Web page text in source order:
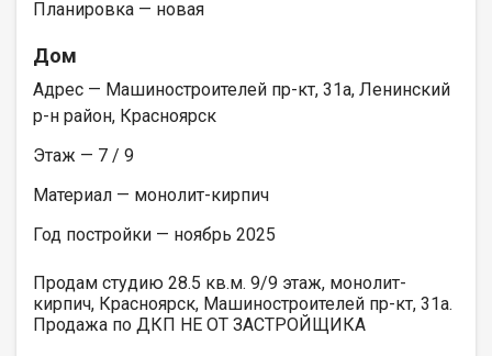
Планировка — новая
Дом
Адрес — Машиностроителей пр-кт, 31а, Ленинский
р-н район, Красноярск
Этаж — 7 / 9
Материал — монолит-кирпич
Год постройки — ноябрь 2025
Продам студию 28.5 кв.м. 9/9 этаж, монолит-
кирпич, Красноярск, Машиностроителей пр-кт, 31а.
Продажа по ДКП НЕ ОТ ЗАСТРОЙЩИКА